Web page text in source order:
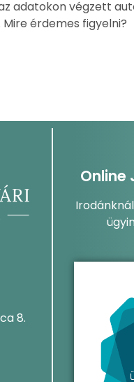
adatokon végzett
érdemes figyelni?
8.
Online